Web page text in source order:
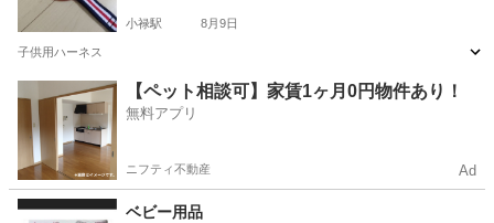
小禄駅 8月9日
子供用ハーネス
豊見城市 小禄駅 キッズ用品
【ペット相談可】家賃1ヶ月0円物件あり！
無料アプリ
ニフティ不動産 Ad
ベビー用品